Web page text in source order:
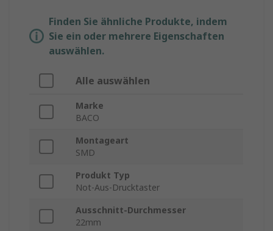
Finden Sie ähnliche Produkte, indem
Sie ein oder mehrere Eigenschaften
auswählen.
Alle auswählen
Marke
BACO
Montageart
SMD
Produkt Typ
Not-Aus-Drucktaster
Ausschnitt-Durchmesser
22mm